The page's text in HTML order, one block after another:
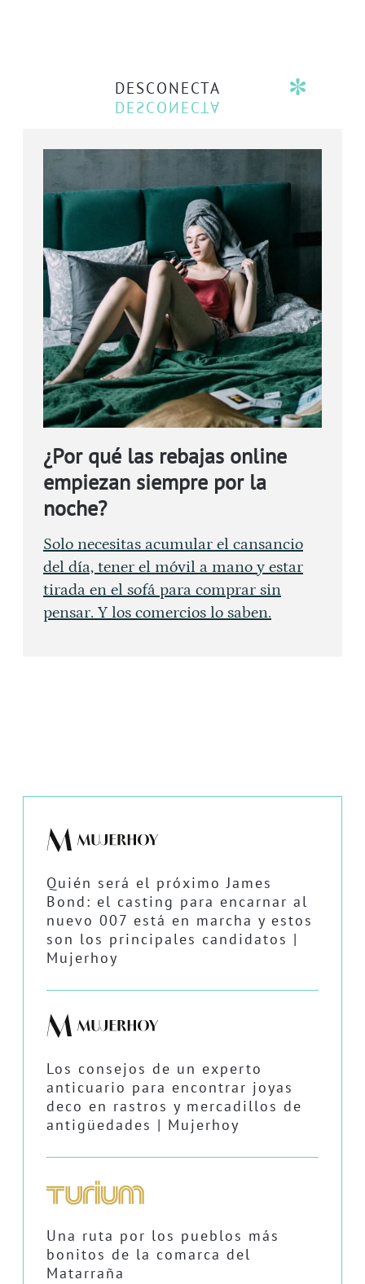
DESCONECTA
¿Por qué las rebajas online
empiezan siempre por la
noche?
Solo necesitas acumular el cansancio
del día, tener el móvil a mano y estar
tirada en el sofá para comprar sin
pensar. Y los comercios lo saben.
Quién será el próximo James
Bond: el casting para encarnar al
nuevo 007 está en marcha y estos
son los principales candidatos |
Mujerhoy
Los consejos de un experto
anticuario para encontrar joyas
deco en rastros y mercadillos de
antigüedades | Mujerhoy
Una ruta por los pueblos más
bonitos de la comarca del
Matarraña